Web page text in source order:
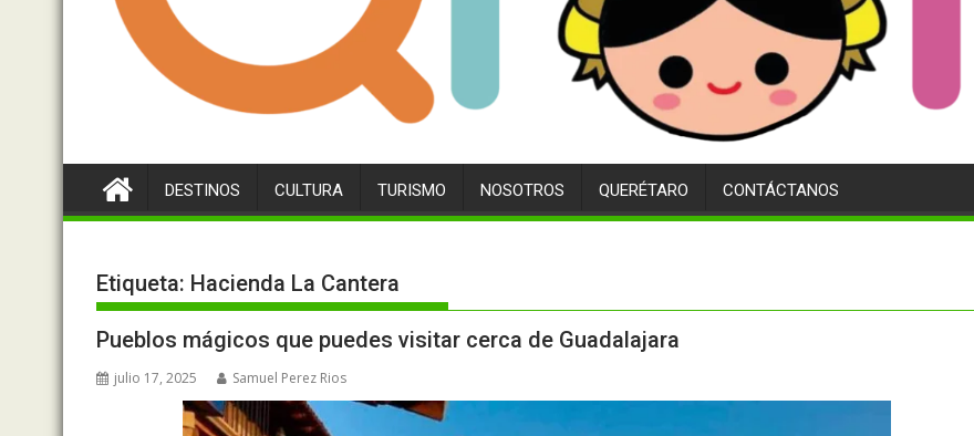
DESTINOS CULTURA TURISMO NOSOTROS QUERÉTARO CONTÁCTANOS
Etiqueta: Hacienda La Cantera
Pueblos mágicos que puedes visitar cerca de Guadalajara
julio 17, 2025 Samuel Perez Rios